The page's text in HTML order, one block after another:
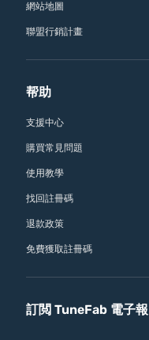
網站地圖
聯盟行銷計畫
帮助
支援中心
購買常見問題
使用教學
找回註冊碼
退款政策
免費獲取註冊碼
訂閲 TuneFab 電子報